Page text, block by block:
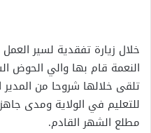
خلال زيارة تفقدية لسير
النعمة قام بها والي الحوض
تلقى خلالها شروحا من
للتعليم في الولاية ومدى
مطلع الشهر القادم.